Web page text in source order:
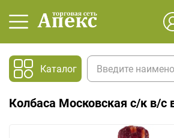
Каталог
Колбаса Московская с/к в/с